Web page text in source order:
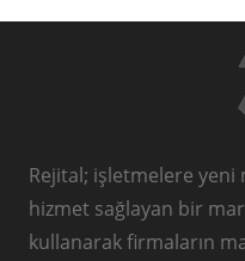
Rejital; işletmelere yeni
hizmet sağlayan bir
kullanarak firmaların